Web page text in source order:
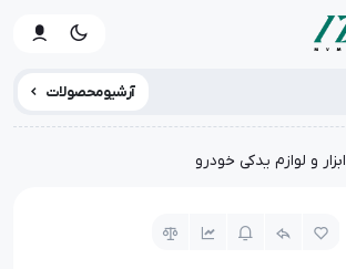
آرشیو محصولات
ابزار و لوازم یدکی خودرو